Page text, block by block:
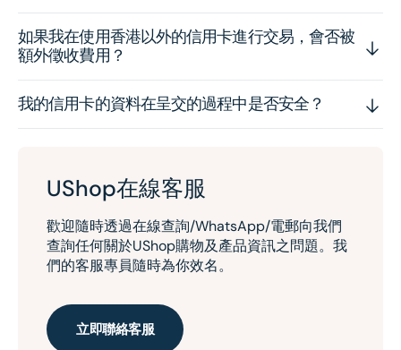
如果我在使用香港以外的信用卡進行交易，會否被
額外徵收費用？
我的信用卡的資料在呈交的過程中是否安全？
UShop在線客服
歡迎隨時透過在線查詢/WhatsApp/電郵向我們
查詢任何關於UShop購物及產品資訊之問題。我
們的客服專員隨時為你效名。
立即聯絡客服